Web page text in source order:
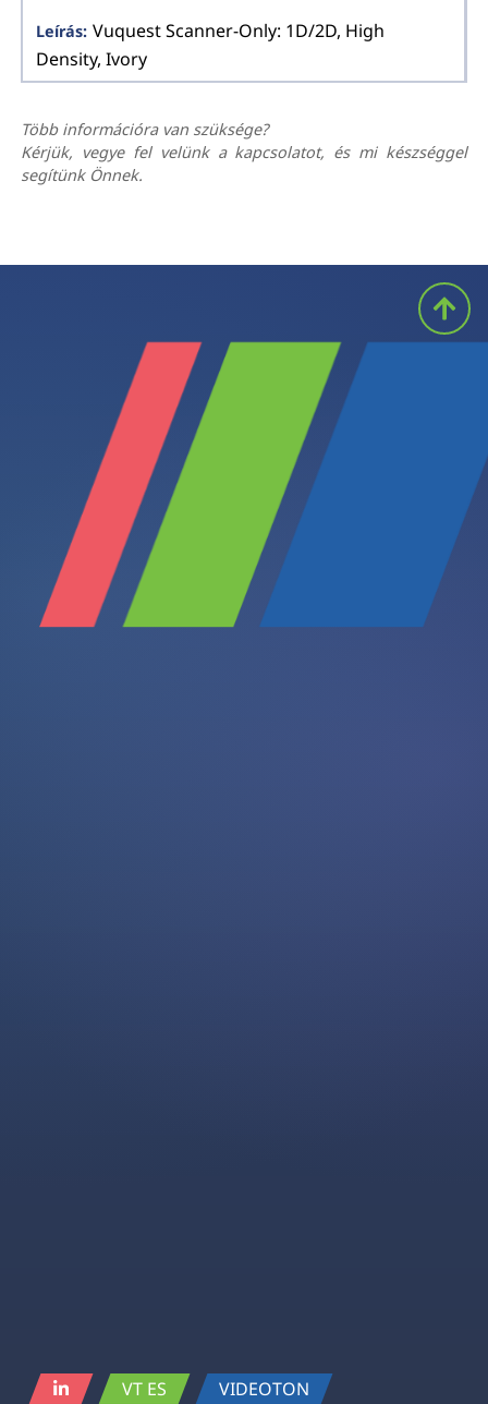
Vuquest Scanner-Only: 1D/2D, High
Density, Ivory
Több információra van szüksége?
Kérjük, vegye fel velünk a kapcsolatot, és mi készséggel
segítünk Önnek.
VT ES VIDEOTON